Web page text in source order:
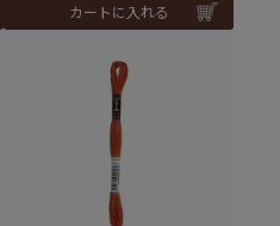
カートに入れる